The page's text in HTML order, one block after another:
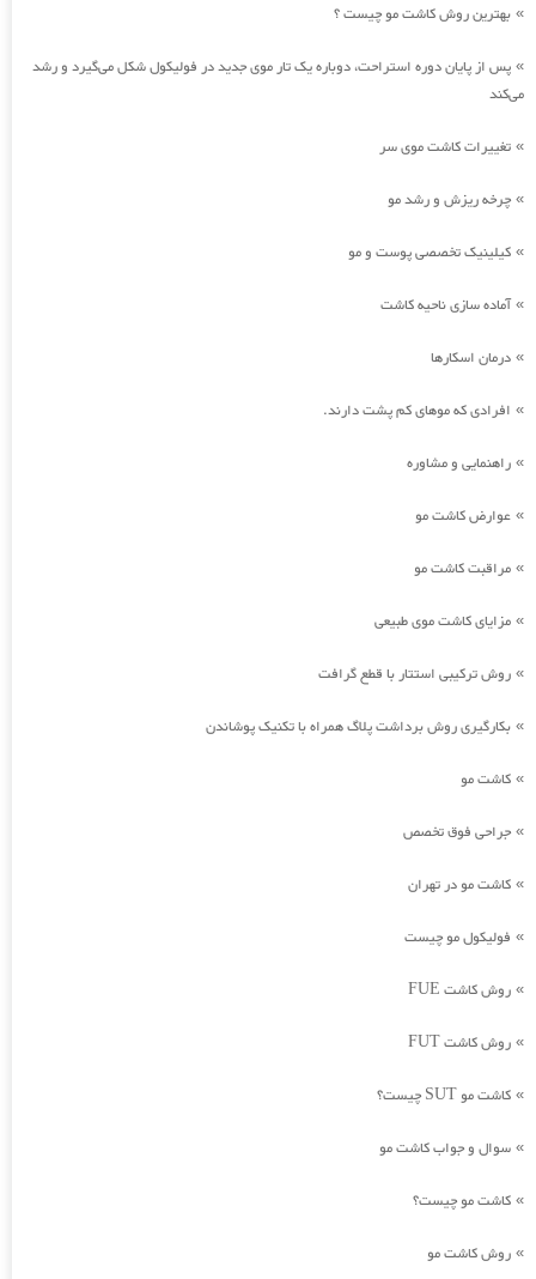
» بهترین روش کاشت مو چیست ؟
» پس از پایان دوره استراحت، دوباره یک تار موی جدید در فولیکول شکل می‌گیرد و رشد
می‌کند
» تغییرات کاشت موی سر
» چرخه ریزش و رشد مو
» کیلینیک تخصصی پوست و مو
»آماده سازی ناحیه کاشت
» درمان اسکارها
» افرادی که موهای کم پشت دارند.
» راهنمایی و مشاوره
» عوارض کاشت مو
» مراقبت کاشت مو
» مزایای کاشت موی طبیعی
» روش ترکیبی استتار با قطع گرافت
» بکارگیری روش برداشت پلاگ همراه با تکنیک پوشاندن
» کاشت مو
» جراحی فوق تخصص
» کاشت مو در تهران
» فولیکول مو چیست
» روش کاشت FUE
» روش کاشت FUT
» کاشت مو SUT چیست؟
» سوال و جواب کاشت مو
» کاشت مو چیست؟
» روش کاشت مو